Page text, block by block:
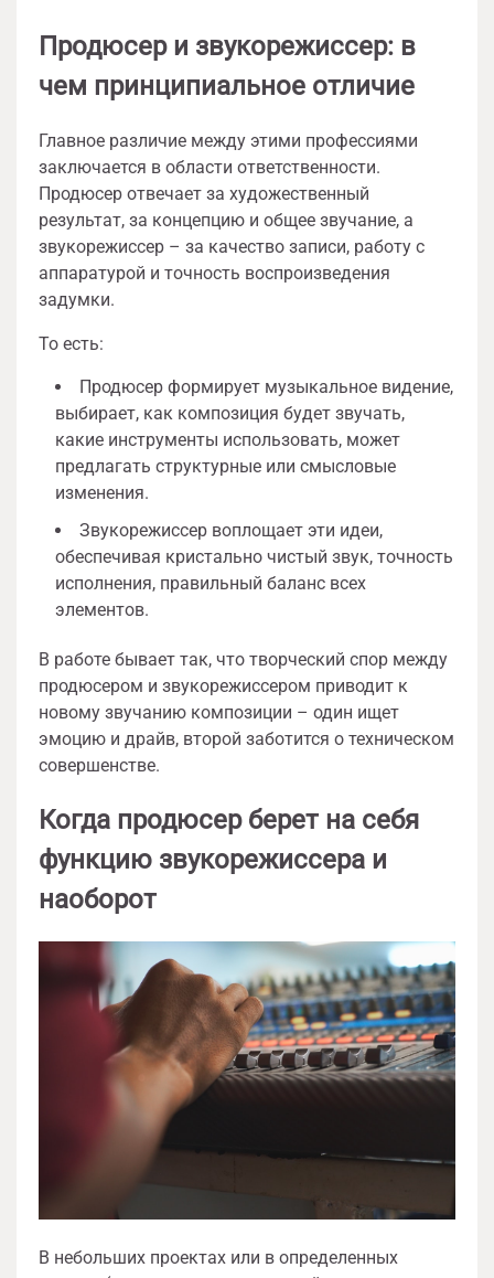
Продюсер и звукорежиссер: в
чем принципиальное отличие
Главное различие между этими профессиями
заключается в области ответственности.
Продюсер отвечает за художественный
результат, за концепцию и общее звучание, а
звукорежиссер – за качество записи, работу с
аппаратурой и точность воспроизведения
задумки.
То есть:
Продюсер формирует музыкальное видение,
выбирает, как композиция будет звучать,
какие инструменты использовать, может
предлагать структурные или смысловые
изменения.
Звукорежиссер воплощает эти идеи,
обеспечивая кристально чистый звук, точность
исполнения, правильный баланс всех
элементов.
В работе бывает так, что творческий спор между
продюсером и звукорежиссером приводит к
новому звучанию композиции – один ищет
эмоцию и драйв, второй заботится о техническом
совершенстве.
Когда продюсер берет на себя
функцию звукорежиссера и
наоборот
В небольших проектах или в определенных